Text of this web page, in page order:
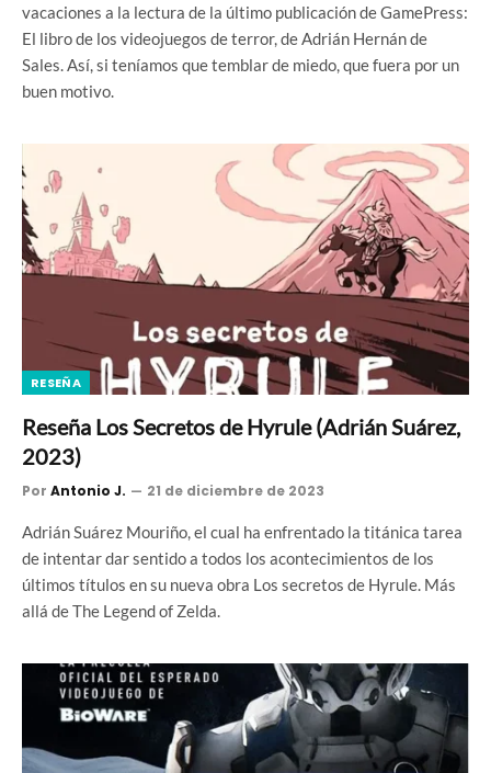
vacaciones a la lectura de la último publicación de GamePress:
El libro de los videojuegos de terror, de Adrián Hernán de
Sales. Así, si teníamos que temblar de miedo, que fuera por un
buen motivo.
RESEÑA
Reseña Los Secretos de Hyrule (Adrián Suárez,
2023)
Por Antonio J. 21 de diciembre de 2023
Adrián Suárez Mouriño, el cual ha enfrentado la titánica tarea
de intentar dar sentido a todos los acontecimientos de los
últimos títulos en su nueva obra Los secretos de Hyrule. Más
allá de The Legend of Zelda.